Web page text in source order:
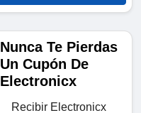
Nunca Te Pierdas
Un Cupón De
Electronicx
Recibir Electronicx